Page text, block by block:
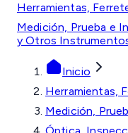
Herramientas,
Medición, Prueba e
y Otros
Inicio
Herramientas,
Medición,